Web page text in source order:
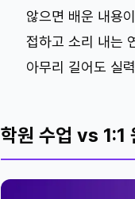
않으면 배운 내용
접하고 소리 내는
아무리 길어도 실
학원 수업 vs 1:1